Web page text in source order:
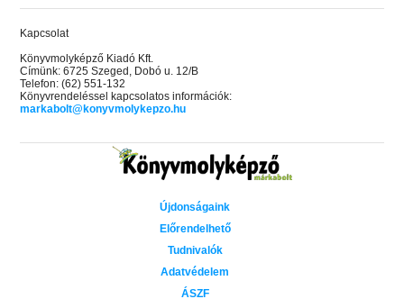
Kapcsolat
Könyvmolyképző Kiadó Kft.
Címünk: 6725 Szeged, Dobó u. 12/B
Telefon: (62) 551-132
Könyvrendeléssel kapcsolatos információk:
markabolt@konyvmolykepzo.hu
Újdonságaink
Előrendelhető
Tudnivalók
Adatvédelem
ÁSZF